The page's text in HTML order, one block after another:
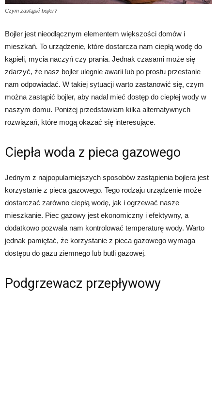
Czym zastąpić bojler?
Bojler jest nieodłącznym elementem większości domów i
mieszkań. To urządzenie, które dostarcza nam ciepłą wodę do
kąpieli, mycia naczyń czy prania. Jednak czasami może się
zdarzyć, że nasz bojler ulegnie awarii lub po prostu przestanie
nam odpowiadać. W takiej sytuacji warto zastanowić się, czym
można zastąpić bojler, aby nadal mieć dostęp do ciepłej wody w
naszym domu. Poniżej przedstawiam kilka alternatywnych
rozwiązań, które mogą okazać się interesujące.
Ciepła woda z pieca gazowego
Jednym z najpopularniejszych sposobów zastąpienia bojlera jest
korzystanie z pieca gazowego. Tego rodzaju urządzenie może
dostarczać zarówno ciepłą wodę, jak i ogrzewać nasze
mieszkanie. Piec gazowy jest ekonomiczny i efektywny, a
dodatkowo pozwala nam kontrolować temperaturę wody. Warto
jednak pamiętać, że korzystanie z pieca gazowego wymaga
dostępu do gazu ziemnego lub butli gazowej.
Podgrzewacz przepływowy